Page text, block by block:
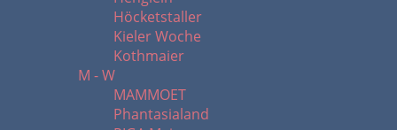
Höcketstaller
Kieler Woche
Kothmaier
M - W
MAMMOET
Phantasialand